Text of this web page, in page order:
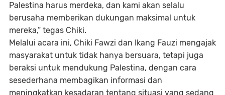
Palestina harus merdeka, dan kami akan selalu
berusaha memberikan dukungan maksimal untuk
mereka,” tegas Chiki.
Melalui acara ini, Chiki Fawzi dan Ikang Fauzi mengajak
masyarakat untuk tidak hanya bersuara, tetapi juga
beraksi untuk mendukung Palestina, dengan cara
sesederhana membagikan informasi dan
meningkatkan kesadaran tentang situasi yang sedang